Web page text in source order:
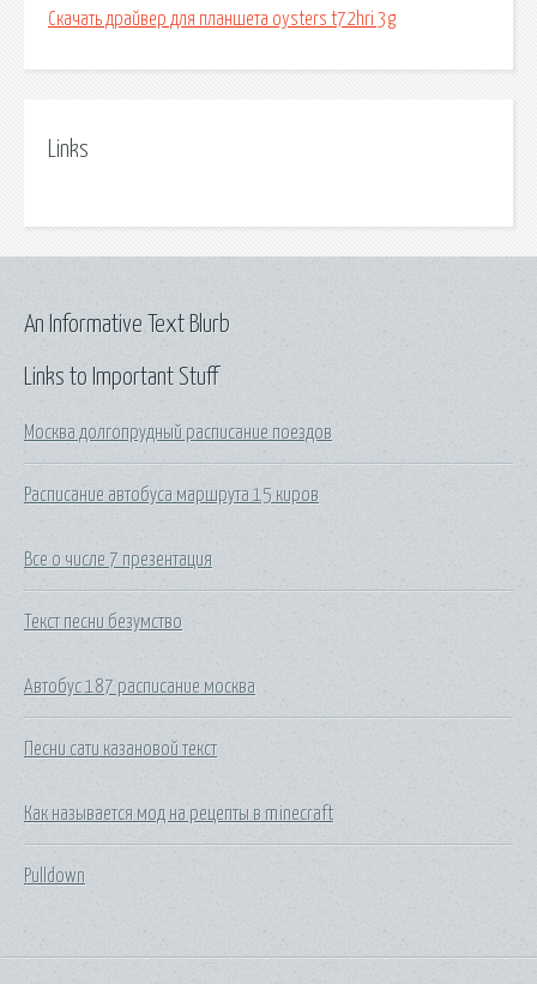
Скачать драйвер для планшета oysters t72hri 3g
Links
Links to Important Stuff
Москва долгопрудный расписание поездов
Расписание автобуса маршрута 15 киров
Все о числе 7 презентация
Текст песни безумство
Автобус 187 расписание москва
Песни сати казановой текст
Как называется мод на рецепты в minecraft
Pulldown
An Informative Text Blurb